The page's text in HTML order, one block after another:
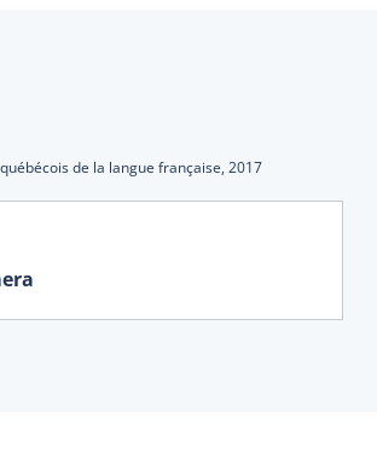
de la langue française, 2017